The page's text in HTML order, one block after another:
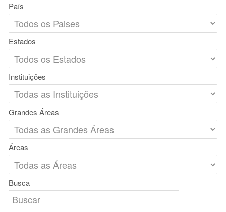
País
Estados
Instituições
Grandes Áreas
Áreas
Busca